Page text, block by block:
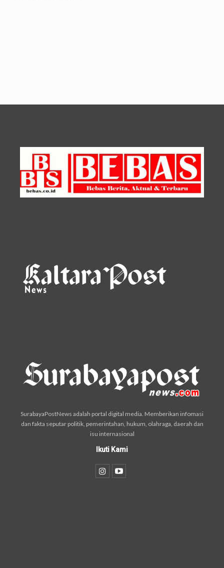
SurabayaPostNews adalah portal digital media. Memberikan infomasi
dan fakta seputar politik, pemerintahan, hukum, olahraga, daerah dan
isu internasional
Ikuti Kami